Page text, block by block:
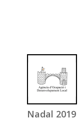
Nadal 2019